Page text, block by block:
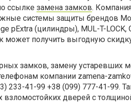
ссылке замена замков.
системы защиты брендов
pExtra (цилиндры), MUL-T-LOCK,
может получить выгодную
замков, замену устаревших
компании zamena-
233-41-99 +38 (099) 777-41-99.
взломостойких дверей с